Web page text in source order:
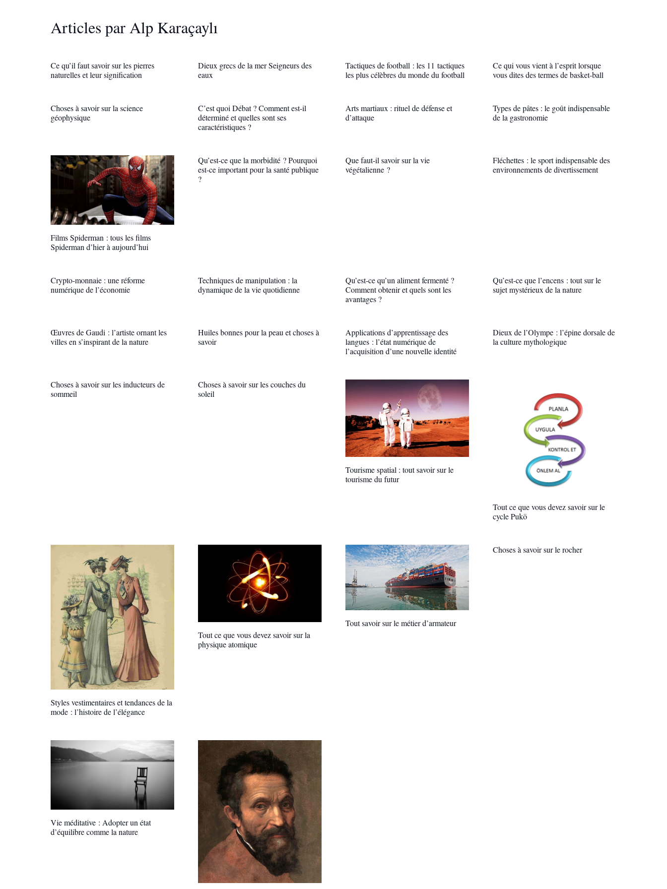
Articles par Alp Karaçaylı
Ce qu’il faut savoir sur les pierres
naturelles et leur signification
Dieux grecs de la mer Seigneurs des
eaux
Tactiques de football : les 11 tactiques
les plus célèbres du monde du football
Ce qui vous vient à l’esprit lorsque
vous dites des termes de basket-ball
Choses à savoir sur la science
géophysique
C’est quoi Débat ? Comment est-il
déterminé et quelles sont ses
caractéristiques ?
Arts martiaux : rituel de défense et
d’attaque
Types de pâtes : le goût indispensable
de la gastronomie
Films Spiderman : tous les films
Spiderman d’hier à aujourd’hui
Qu’est-ce que la morbidité ? Pourquoi
est-ce important pour la santé publique
?
Que faut-il savoir sur la vie
végétalienne ?
Fléchettes : le sport indispensable des
environnements de divertissement
Crypto-monnaie : une réforme
numérique de l’économie
Techniques de manipulation : la
dynamique de la vie quotidienne
Qu’est-ce qu’un aliment fermenté ?
Comment obtenir et quels sont les
avantages ?
Qu’est-ce que l’encens : tout sur le
sujet mystérieux de la nature
Œuvres de Gaudi : l’artiste ornant les
villes en s’inspirant de la nature
Huiles bonnes pour la peau et choses à
savoir
Applications d’apprentissage des
langues : l’état numérique de
l’acquisition d’une nouvelle identité
Dieux de l’Olympe : l’épine dorsale de
la culture mythologique
Choses à savoir sur les inducteurs de
sommeil
Choses à savoir sur les couches du
soleil
Tourisme spatial : tout savoir sur le
tourisme du futur
Tout ce que vous devez savoir sur le
cycle Pukö
Styles vestimentaires et tendances de la
mode : l’histoire de l’élégance
Tout ce que vous devez savoir sur la
physique atomique
Tout savoir sur le métier d’armateur
Choses à savoir sur le rocher
Vie méditative : Adopter un état
d’équilibre comme la nature